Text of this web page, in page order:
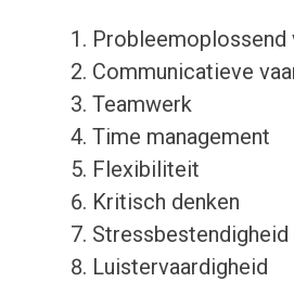
Probleemoplossend
Communicatieve
Teamwerk
Time management
Flexibiliteit
Kritisch denken
Stressbestendigheid
Luistervaardigheid